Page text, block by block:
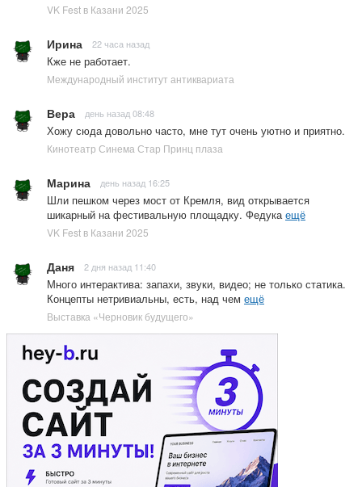
VK Fest в Казани 2025
Ирина 22 часа назад
Кже не работает.
Международный институт антиквариата
Вера день назад 08:48
Хожу сюда довольно часто, мне тут очень уютно и приятно.
Кинотеатр Синема Стар Принц плаза
Марина день назад 16:25
Шли пешком через мост от Кремля, вид открывается
шикарный на фестивальную площадку. Федука ещё
VK Fest в Казани 2025
Даня 2 дня назад 11:40
Много интерактива: запахи, звуки, видео; не только статика.
Концепты нетривиальны, есть, над чем ещё
Выставка «Черновик будущего»